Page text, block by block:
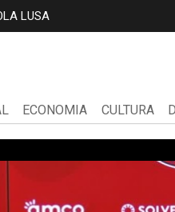
LUSA
ECONOMIA CULTURA